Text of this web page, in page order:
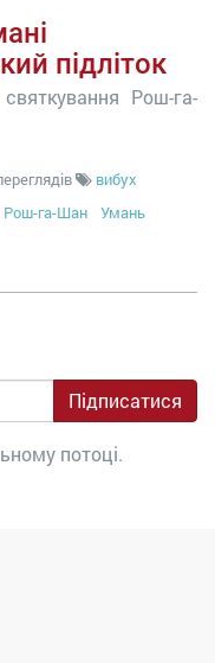
підліток
Рош-га-
вибух
Рош-га-Шан Умань
Підписатися
потоці.